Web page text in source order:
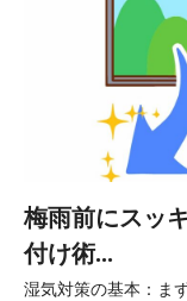
梅雨前にスッ
付け術...
湿気対策の基本：ま